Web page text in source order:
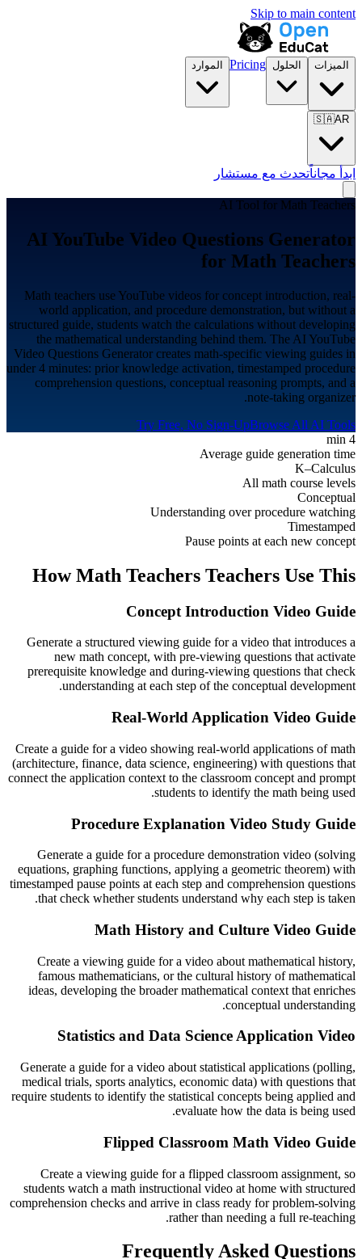
Skip to main content
الميزات الحلول Pricing الموارد
🇸🇦AR
ابدأ مجاناًتحدث مع مستشار
AI Tool for Math Teachers
AI YouTube Video Questions Generator
for Math Teachers
Math teachers use YouTube videos for concept introduction, real-
world application, and procedure demonstration, but without a
structured guide, students watch the calculations without developing
the mathematical understanding behind them. The AI YouTube
Video Questions Generator creates math-specific viewing guides in
under 4 minutes: prior knowledge activation, timestamped procedure
comprehension questions, conceptual reasoning prompts, and a
note-taking organizer.
Try Free, No Sign-UpBrowse All AI Tools
4 min
Average guide generation time
K–Calculus
All math course levels
Conceptual
Understanding over procedure watching
Timestamped
Pause points at each new concept
HowMath Teachers Teachers Use This
Concept Introduction Video Guide
Generate a structured viewing guide for a video that introduces a
new math concept, with pre-viewing questions that activate
prerequisite knowledge and during-viewing questions that check
understanding at each step of the conceptual development.
Real-World Application Video Guide
Create a guide for a video showing real-world applications of math
(architecture, finance, data science, engineering) with questions that
connect the application context to the classroom concept and prompt
students to identify the math being used.
Procedure Explanation Video Study Guide
Generate a guide for a procedure demonstration video (solving
equations, graphing functions, applying a geometric theorem) with
timestamped pause points at each step and comprehension questions
that check whether students understand why each step is taken.
Math History and Culture Video Guide
Create a viewing guide for a video about mathematical history,
famous mathematicians, or the cultural history of mathematical
ideas, developing the broader mathematical context that enriches
conceptual understanding.
Statistics and Data Science Application Video
Generate a guide for a video about statistical applications (polling,
medical trials, sports analytics, economic data) with questions that
require students to identify the statistical concepts being applied and
evaluate how the data is being used.
Flipped Classroom Math Video Guide
Create a viewing guide for a flipped classroom assignment, so
students watch a math instructional video at home with structured
comprehension checks and arrive in class ready for problem-solving
rather than needing a full re-teaching.
Frequently Asked Questions